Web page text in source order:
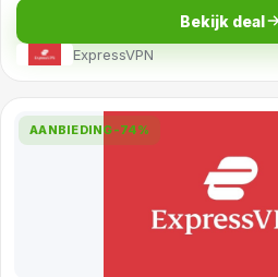
Bekijk deal
ExpressVPN
AANBIEDING-74%